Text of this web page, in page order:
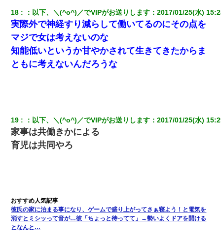
18 ： 以下、＼(^o^)／でVIPがお送りします ：2017/01/25(水)
実際外で神経すり減らして働いてるのにその点を
マジで女は考えないのな
知能低いというか甘やかされて生きてきたからま
ともに考えないんだろうな
19 ： 以下、＼(^o^)／でVIPがお送りします ：2017/01/25(水)
家事は共働きかによる
育児は共同やろ
彼氏の家に泊まる事になり、ゲームで盛り上がってさぁ寝よう！と電気を
消すとミシッって音が…彼「ちょっと待ってて」→勢いよくドアを開ける
となんと…